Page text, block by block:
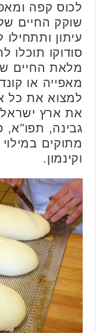
לכוס קפה
שוקק החיים
עיתון
סודוקו
מלאת החיים
מאפייה או
למצוא את כל
את ארץ ישראל
גבינה, תפו"א,
מתוקים
וקינמון.